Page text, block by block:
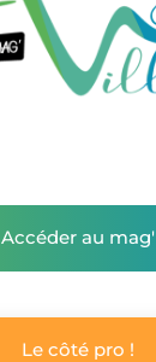
Accéder au mag'
Le côté pro !